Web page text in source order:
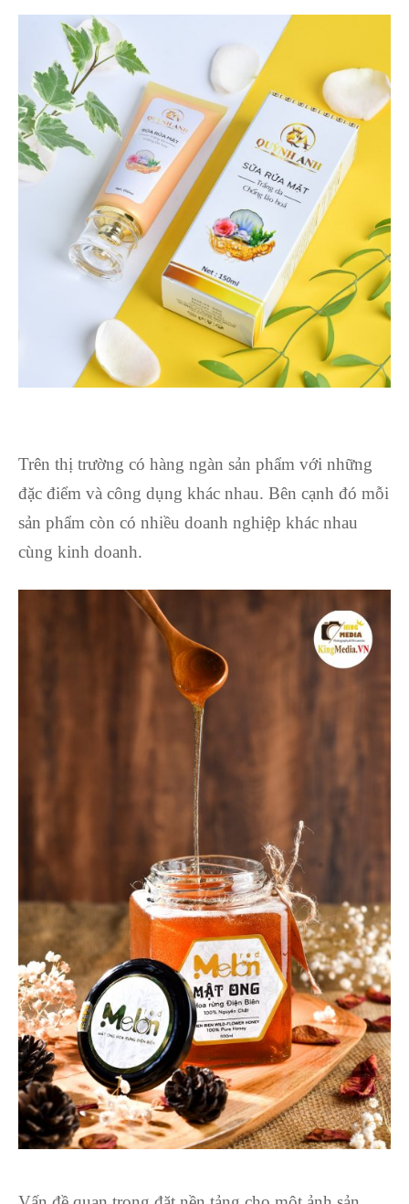
Trên thị trường có hàng ngàn sản phẩm với những
đặc điểm và công dụng khác nhau. Bên cạnh đó mỗi
sản phẩm còn có nhiều doanh nghiệp khác nhau
cùng kinh doanh.